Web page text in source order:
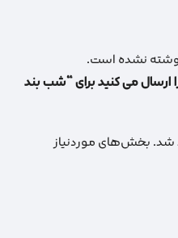
نشده است.
ارسال می کنید برای “شب بند
شد.بخش‌های موردنیاز